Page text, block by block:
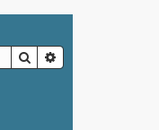
RECHERCHER